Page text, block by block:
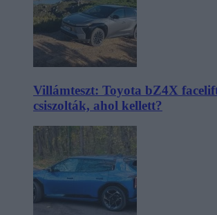
Villámteszt: Toyota bZ4X
csiszolták, ahol kellett?